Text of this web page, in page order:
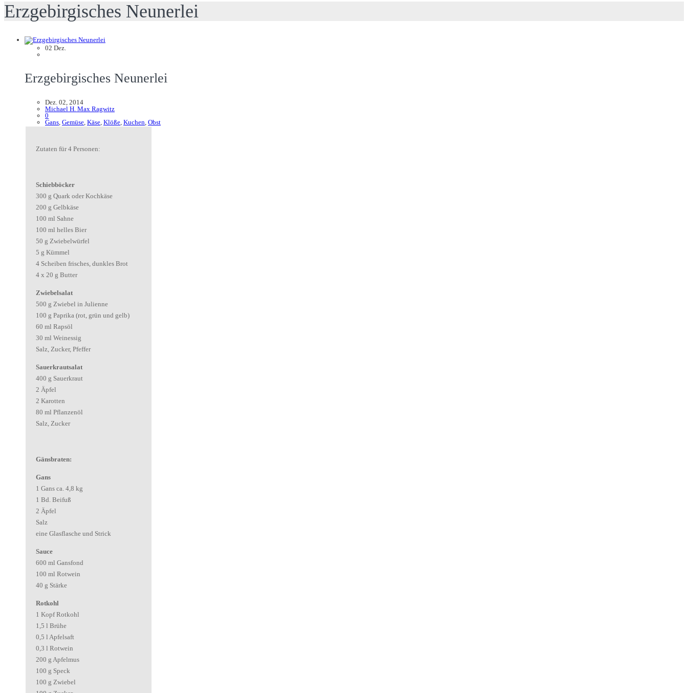
Erzgebirgisches Neunerlei
02 Dez.
Erzgebirgisches Neunerlei
Dez. 02, 2014
Michael H. Max Ragwitz
0
Gans Gemüse Käse Klöße Kuchen Obst
Zutaten für 4 Personen:
Schiebböcker
300 g Quark oder Kochkäse
200 g Gelbkäse
100 ml Sahne
100 ml helles Bier
50 g Zwiebelwürfel
5 g Kümmel
4 Scheiben frisches, dunkles Brot
4 x 20 g Butter
Zwiebelsalat
500 g Zwiebel in Julienne
100 g Paprika (rot, grün und gelb)
60 ml Rapsöl
30 ml Weinessig
Salz, Zucker, Pfeffer
Sauerkrautsalat
400 g Sauerkraut
2 Äpfel
2 Karotten
80 ml Pflanzenöl
Salz, Zucker
Gänsbraten:
Gans
1 Gans ca. 4,8 kg
1 Bd. Beifuß
2 Äpfel
Salz
eine Glasflasche und Strick
Sauce
600 ml Gansfond
100 ml Rotwein
40 g Stärke
Rotkohl
1 Kopf Rotkohl
1,5 l Brühe
0,5 l Apfelsaft
0,3 l Rotwein
200 g Apfelmus
100 g Speck
100 g Zwiebel